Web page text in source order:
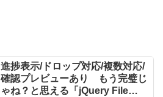
進捗表示/ドロップ対応/複数対応/
確認プレビューあり もう完璧じ
ゃね？と思える「jQuery File